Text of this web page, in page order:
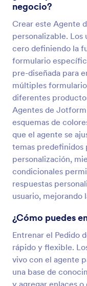
negocio?
Crear este Agente
personalizable. Los
cero definiendo la
formulario
pre-diseñada para
múltiples
diferentes
Agentes de
esquemas de
que el agente se
temas predefinidos
personalización,
condicionales
respuestas
usuario,
¿Cómo puedes
Entrenar el Pedido
rápido y flexible.
vivo con el agente
una base de
y agregar enlaces